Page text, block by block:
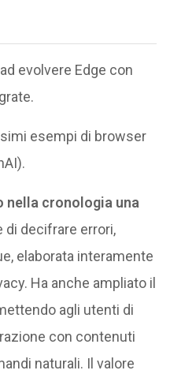
evolvere Edge con
esempi di browser
nella cronologia una
di decifrare errori,
elaborata interamente
Ha anche ampliato il
agli utenti di
con contenuti
naturali. Il valore